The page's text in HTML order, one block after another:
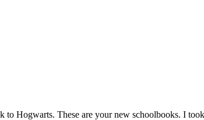
Hogwarts. These are your new schoolbooks. I